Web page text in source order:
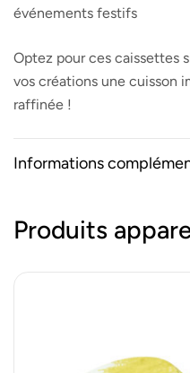
événements festifs
Optez pour ces caissettes
vos créations une cuisson
raffinée !
Informations
Produits